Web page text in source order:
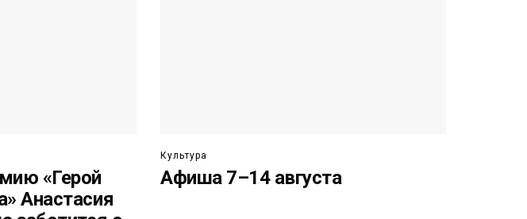
«Герой
Анастасия
Культура
Афиша 7–14 августа